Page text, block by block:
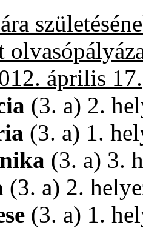
április
(3. a) 2.
(3. a) 1.
(3. a) 3.
(3. a) 2.
(3. a) 1.